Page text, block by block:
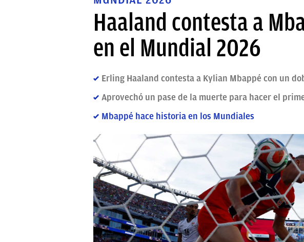
Haaland contesta a
en el Mundial 2026
Erling Haaland contesta a Kylian Mbappé con un
Aprovechó un pase de la muerte para hacer el
Mbappé hace historia en los Mundiales